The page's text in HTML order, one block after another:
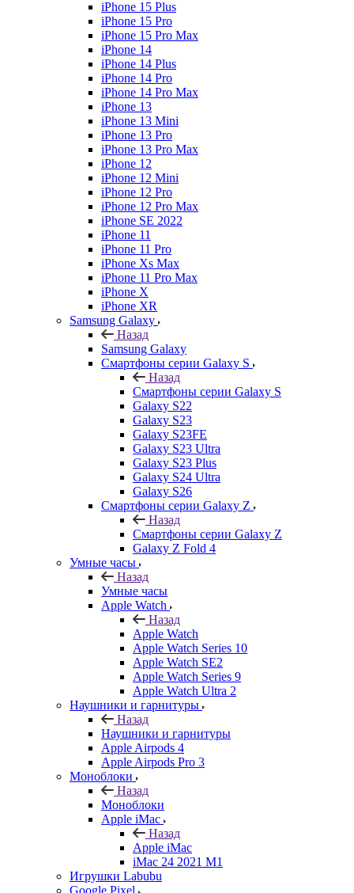
iPhone 15 Plus
iPhone 15 Pro
iPhone 15 Pro Max
iPhone 14
iPhone 14 Plus
iPhone 14 Pro
iPhone 14 Pro Max
iPhone 13
iPhone 13 Mini
iPhone 13 Pro
iPhone 13 Pro Max
iPhone 12
iPhone 12 Mini
iPhone 12 Pro
iPhone 12 Pro Max
iPhone SE 2022
iPhone 11
iPhone 11 Pro
iPhone Xs Max
iPhone 11 Pro Max
iPhone X
iPhone XR
Samsung Galaxy
Назад
Samsung Galaxy
Смартфоны серии Galaxy S
Назад
Смартфоны серии Galaxy S
Galaxy S22
Galaxy S23
Galaxy S23FE
Galaxy S23 Ultra
Galaxy S23 Plus
Galaxy S24 Ultra
Galaxy S26
Смартфоны серии Galaxy Z
Назад
Смартфоны серии Galaxy Z
Galaxy Z Fold 4
Умные часы
Назад
Умные часы
Apple Watch
Назад
Apple Watch
Apple Watch Series 10
Apple Watch SE2
Apple Watch Series 9
Apple Watch Ultra 2
Наушники и гарнитуры
Назад
Наушники и гарнитуры
Apple Airpods 4
Apple Airpods Pro 3
Моноблоки
Назад
Моноблоки
Apple iMac
Назад
Apple iMac
iMac 24 2021 M1
Игрушки Labubu
Google Pixel